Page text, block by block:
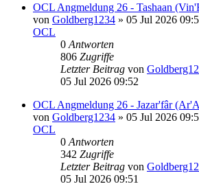
OCL Angmeldung 26 - Tashaan
von Goldberg1234 » 05 Jul 2026
OCL
0 Antworten
806 Zugriffe
Letzter Beitrag von
05 Jul 2026 09:52
OCL Angmeldung 26 - Jazar'fâr
von Goldberg1234 » 05 Jul 2026
OCL
0 Antworten
342 Zugriffe
Letzter Beitrag von
05 Jul 2026 09:51